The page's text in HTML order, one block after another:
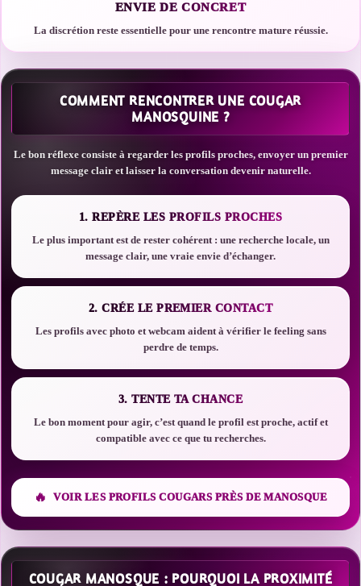
ENVIE DE CONCRET
La discrétion reste essentielle pour une rencontre mature réussie.
COMMENT RENCONTRER UNE COUGAR
MANOSQUINE ?
Le bon réflexe consiste à regarder les profils proches, envoyer un premier
message clair et laisser la conversation devenir naturelle.
1. REPÈRE LES PROFILS PROCHES
Le plus important est de rester cohérent : une recherche locale, un
message clair, une vraie envie d’échanger.
2. CRÉE LE PREMIER CONTACT
Les profils avec photo et webcam aident à vérifier le feeling sans
perdre de temps.
3. TENTE TA CHANCE
Le bon moment pour agir, c’est quand le profil est proche, actif et
compatible avec ce que tu recherches.
VOIR LES PROFILS COUGARS PRÈS DE MANOSQUE
COUGAR MANOSQUE : POURQUOI LA PROXIMITÉ